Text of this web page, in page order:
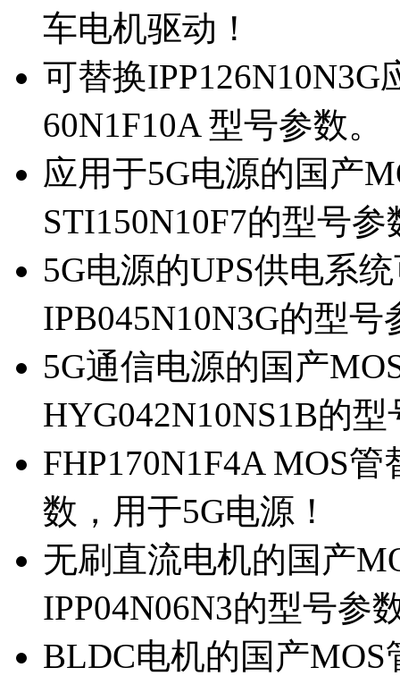
车电机驱动！
可替换
60N1F10A 型号参数。
应用于5G电源的国产
STI150N10F7的型号参
5G电源的UPS供电系
IPB045N10N3G的型号
5G通信电源的国产
HYG042N10NS1B的
FHP170N1F4A MOS
数，用于5G电源！
无刷直流电机的国产
IPP04N06N3的型号参
BLDC电机的国产MOS